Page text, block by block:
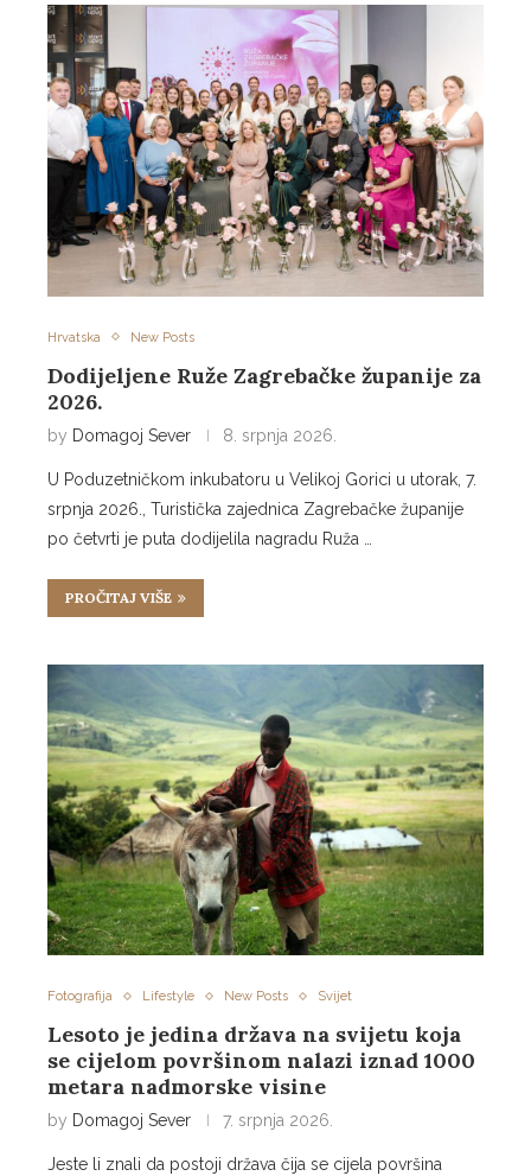
Hrvatska New Posts
Dodijeljene Ruže Zagrebačke županije za
2026.
by Domagoj Sever 8. srpnja 2026.
U Poduzetničkom inkubatoru u Velikoj Gorici u utorak, 7.
srpnja 2026., Turistička zajednica Zagrebačke županije
po četvrti je puta dodijelila nagradu Ruža …
PROČITAJ VIŠE
Fotografija Lifestyle New Posts Svijet
Lesoto je jedina država na svijetu koja
se cijelom površinom nalazi iznad 1000
metara nadmorske visine
by Domagoj Sever 7. srpnja 2026.
Jeste li znali da postoji država čija se cijela površina